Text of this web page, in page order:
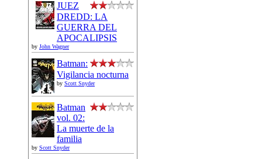
JUEZ
DREDD: LA
GUERRA DEL
APOCALIPSIS
by John Wagner
Batman:
Vigilancia nocturna
by Scott Snyder
Batman
vol. 02:
La muerte de la
familia
by Scott Snyder